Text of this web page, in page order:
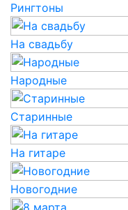
Рингтоны
На свадьбу
Народные
Старинные
На гитаре
Новогодние